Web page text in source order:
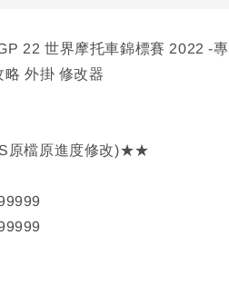
22 世界摩托車錦標賽 2022 -
外掛 修改器
原檔原進度修改)★★